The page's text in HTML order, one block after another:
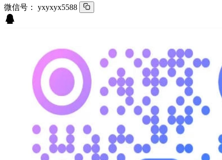
微信号： yxyxyx5588